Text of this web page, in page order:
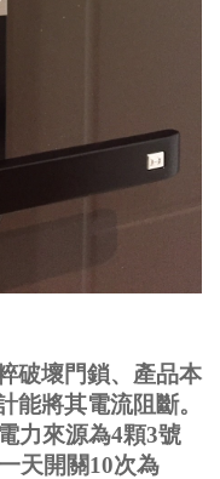
破壞門鎖、產品本
能將其電流阻斷。
力來源為4顆3號
天開關10次為